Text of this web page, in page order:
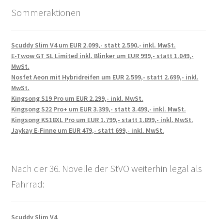
Sommeraktionen
Scuddy Slim V4 um EUR 2.099,- statt 2.590,- inkl. MwSt.
E-Twow GT SL Limited inkl. Blinker um EUR 999,- statt 1.049,-
MwSt.
Nosfet Aeon mit Hybridreifen um EUR 2.599,- statt 2.699,- inkl.
MwSt.
Kingsong S19 Pro um EUR 2.299,- inkl. MwSt.
Kingsong S22 Pro+ um EUR 3.399,- statt 3.499,- inkl. MwSt.
Kingsong KS18XL Pro um EUR 1.799,- statt 1.899,- inkl. MwSt.
Jaykay E-Finne um EUR 479,- statt 699,- inkl. MwSt.
Nach der 36. Novelle der StVO weiterhin legal als
Fahrrad:
Scuddy Slim V4